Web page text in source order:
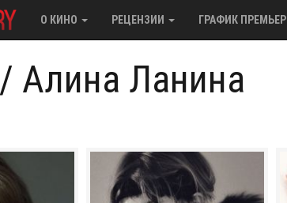
О КИНО РЕЦЕНЗИИ ГРАФИК ПРЕМЬЕР
/ Алина Ланина